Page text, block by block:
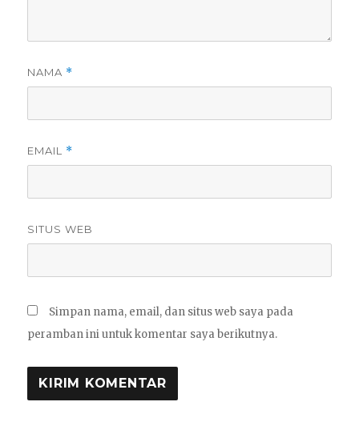
NAMA *
EMAIL *
SITUS WEB
Simpan nama, email, dan situs web saya pada
peramban ini untuk komentar saya berikutnya.